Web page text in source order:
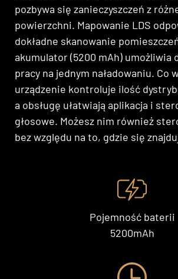
pozbywa się zanieczyszczeń z
powierzchni. Mapowanie LDS
dokładne skanowanie
akumulator (5200 mAh) umożliwia
pracy na jednym naładowaniu. Co
urządzenie kontroluje ilość
a obsługę ułatwiają aplikacja i
głosowe. Możesz nim również
bez względu na to, gdzie się
Pojemność baterii
5200mAh